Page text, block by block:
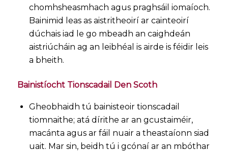
chomhsheasmhach agus praghsáil iomaíoch.
Bainimid leas as aistritheoirí ar cainteoirí
dúchais iad le go mbeadh an caighdeán
aistriúcháin ag an leibhéal is airde is féidir leis
a bheith.
Bainistíocht Tionscadail Den Scoth
Gheobhaidh tú bainisteoir tionscadail
tiomnaithe; atá dírithe ar an gcustaiméir,
macánta agus ar fáil nuair a theastaíonn siad
uait. Mar sin, beidh tú i gcónaí ar an mbóthar